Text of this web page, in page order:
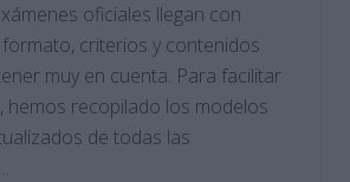
oficiales llegan con
criterios y contenidos
muy en cuenta. Para facilitar
hemos recopilado los modelos
de todas las